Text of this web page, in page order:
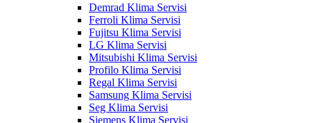
Demrad Klima Servisi
Ferroli Klima Servisi
Fujitsu Klima Servisi
LG Klima Servisi
Mitsubishi Klima Servisi
Profilo Klima Servisi
Regal Klima Servisi
Samsung Klima Servisi
Seg Klima Servisi
Siemens Klima Servisi